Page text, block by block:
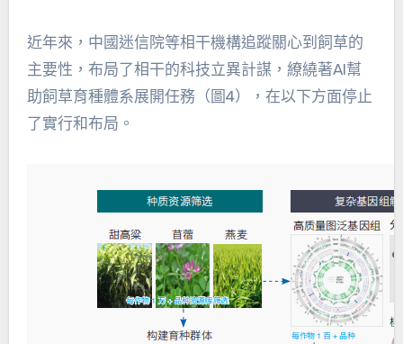
近年來，中國迷信院等相干機構追蹤關心到飼草的
主要性，布局了相干的科技立異計謀，繚繞著AI幫
助飼草育種體系展開任務（圖4），在以下方面停止
了實行和布局。